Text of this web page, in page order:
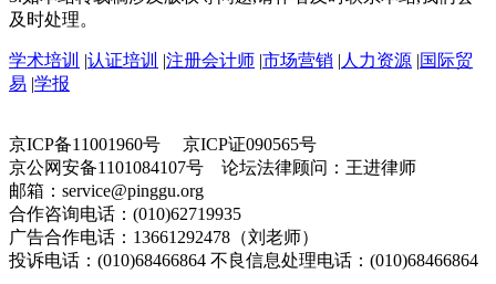
及时处理。
学术培训 |认证培训 |注册会计师 |市场营销 | 人力资源 |国际贸
易 |学报
京ICP备11001960号 京ICP证090565号
京公网安备1101084107号 论坛法律顾问：王进律师
邮箱：service@pinggu.org
合作咨询电话：(010)62719935
广告合作电话：13661292478（刘老师）
投诉电话：(010)68466864 不良信息处理电话：(010)68466864